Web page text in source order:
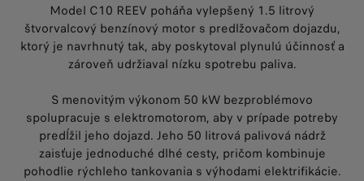
Model C10 REEV poháňa vylepšený 1.5 litrový
štvorvalcový benzínový motor s predlžovačom dojazdu,
ktorý je navrhnutý tak, aby poskytoval plynulú účinnosť a
zároveň udržiaval nízku spotrebu paliva.
S menovitým výkonom 50 kW bezproblémovo
spolupracuje s elektromotorom, aby v prípade potreby
predĺžil jeho dojazd. Jeho 50 litrová palivová nádrž
zaisťuje jednoduché dlhé cesty, pričom kombinuje
pohodlie rýchleho tankovania s výhodami elektrifikácie.